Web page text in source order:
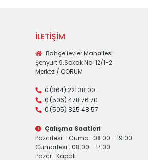
İLETİŞİM
Bahçelievler Mahallesi
Şenyurt 9.Sokak No: 12/1-2
Merkez / ÇORUM
0 (364) 221 38 00
0 (506) 478 76 70
0 (505) 825 48 57
Çalışma Saatleri
Pazartesi - Cuma : 08:00 - 19:00
Cumartesi : 08:00 - 17:00
Pazar : Kapalı